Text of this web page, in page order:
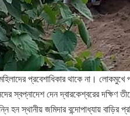
প্রবেশাধিকার থাকে না। লোকমুখে
স্বপ্নাদেশ দেন দ্বারকেশ্বরের দক্ষিণ
স্থানীয় জমিদার বন্দোপাধ্যায় বাড়ির